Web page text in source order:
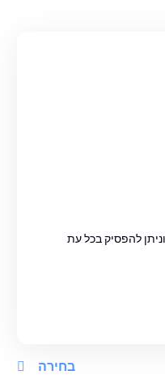
להפסיק בכל עת
בחירה